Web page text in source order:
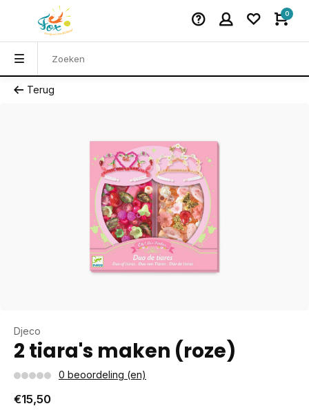
0
Terug
Djeco
2 tiara's maken (roze)
0 beoordeling (en)
€15,50